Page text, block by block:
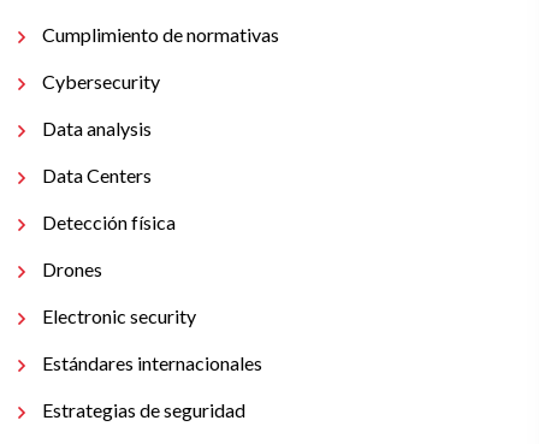
Cumplimiento de normativas
Cybersecurity
Data analysis
Data Centers
Detección física
Drones
Electronic security
Estándares internacionales
Estrategias de seguridad